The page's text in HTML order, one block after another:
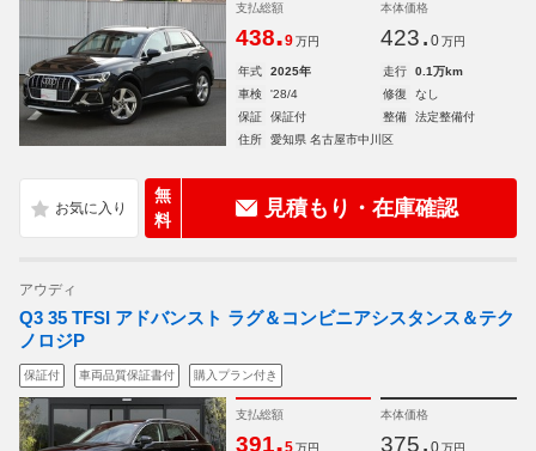
支払総額
438.9 万円
本体価格
423. 0 万円
年式 2025年 走行
0.1万km
車検
'28/4 修復
なし
保証
保証付 整備
法定整備付
住所
愛知県 名古屋市中川区
無
料
見積もり・在庫確認
アウディ
Q3 35 TFSI アドバンスト ラグ＆コンビニアシスタンス＆テク
ノロジP
保証付 車両品質保証書付 購入プラン付き
支払総額
391. 万円
本体価格
375. 万円